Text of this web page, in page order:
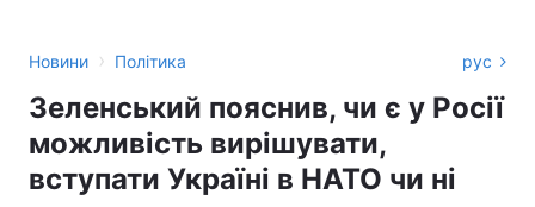
Новини › Політика рус
Зеленський пояснив, чи є у Росії
можливість вирішувати,
вступати Україні в НАТО чи ні